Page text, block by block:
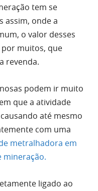
tem se
assim, onde a
o valor desses
muitos, que
revenda.
podem ir muito
que a atividade
até mesmo
com uma
metralhadora em
mineração.
ligado ao